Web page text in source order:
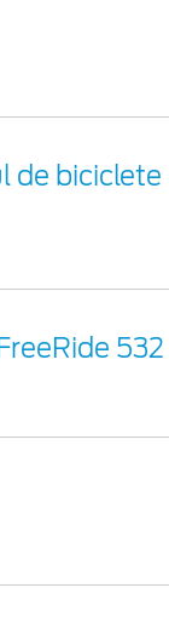
de biciclete
532